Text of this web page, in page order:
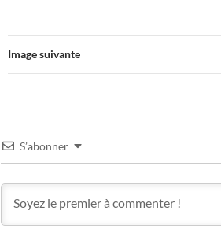
Image suivante
S’abonner